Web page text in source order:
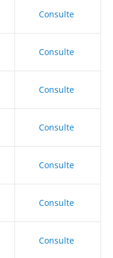
Consulte
Consulte
Consulte
Consulte
Consulte
Consulte
Consulte